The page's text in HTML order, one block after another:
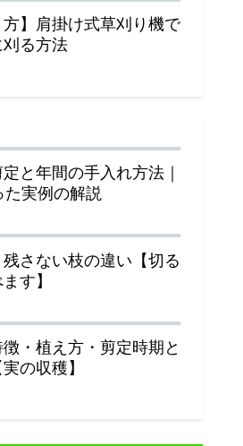
方】肩掛け式草刈り機で
る方法
定と年間の手入れ方法｜
実例の解説
さない枝の違い【切る
す】
徴・植え方・剪定時期と
の収穫】